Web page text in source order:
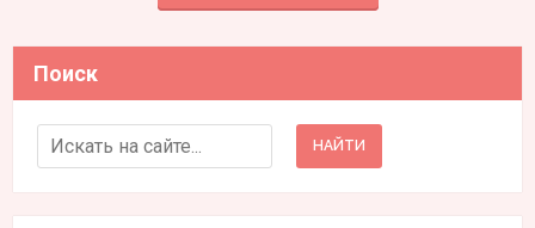
Поиск
Search for: